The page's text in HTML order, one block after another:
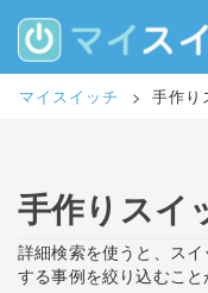
マイスイッチ > 手作り
手作りスイ
詳細検索を使うと、ス
する事例を絞り込むこと